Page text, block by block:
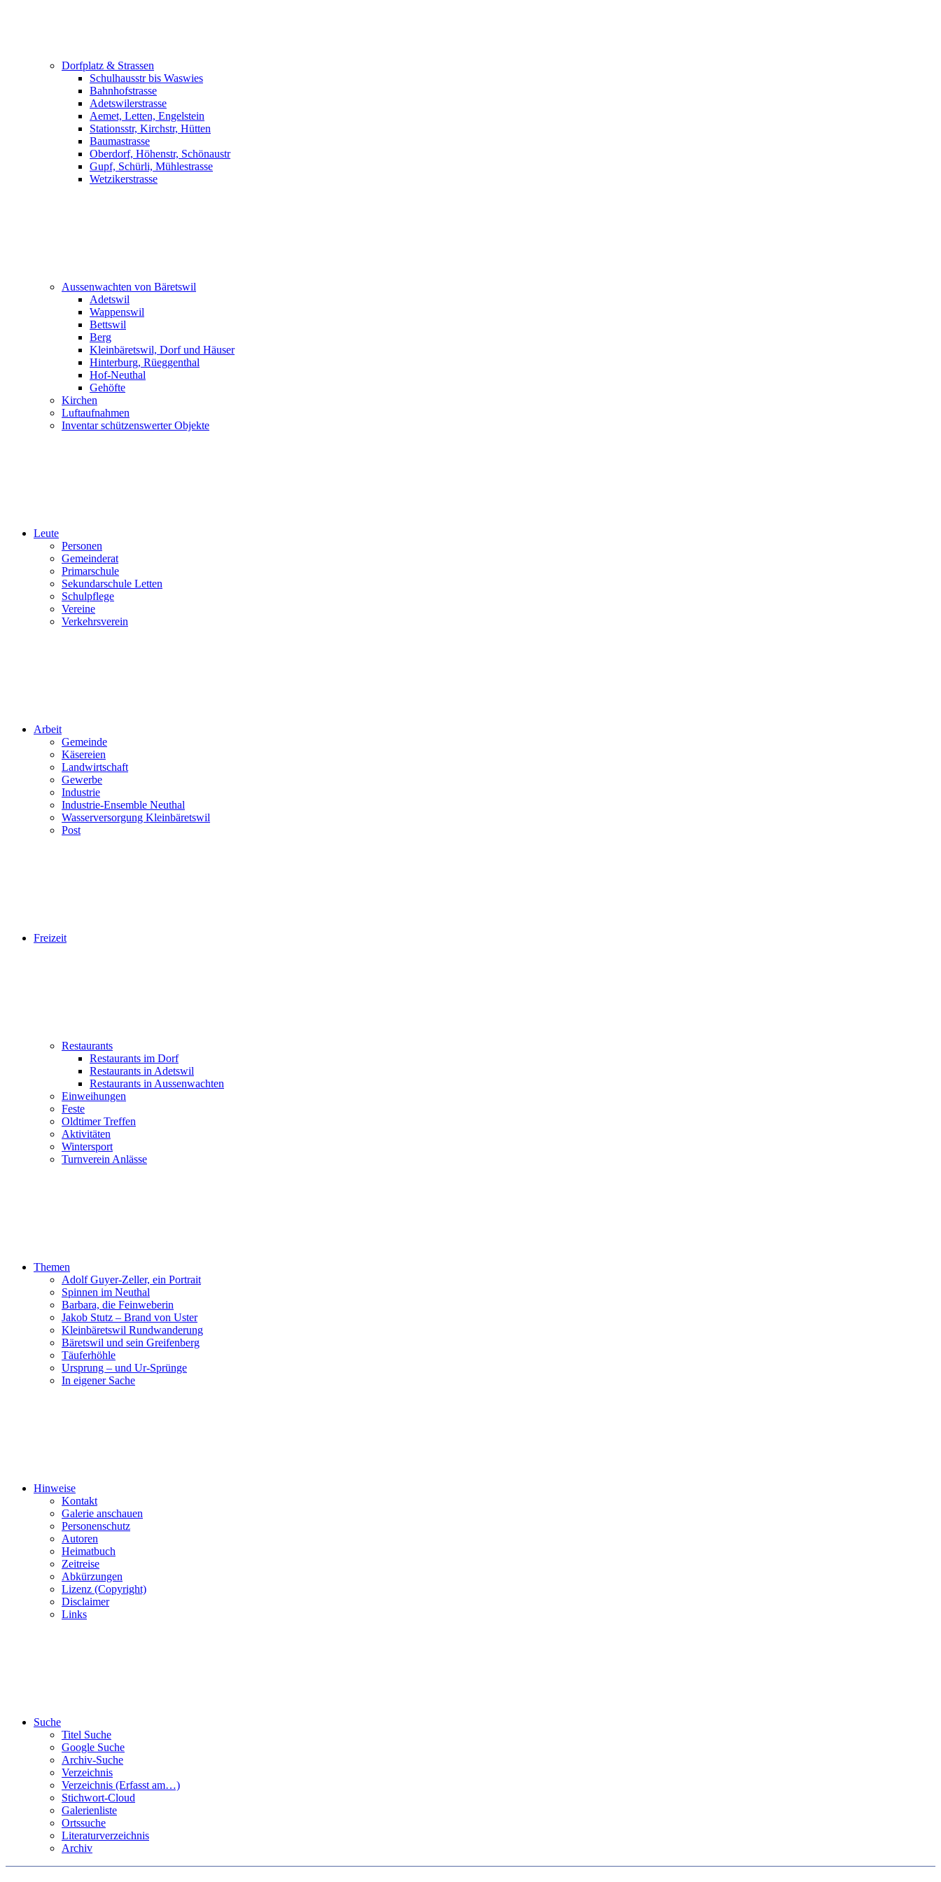
Dorfplatz & Strassen
Schulhausstr bis Waswies
Bahnhofstrasse
Adetswilerstrasse
Aemet, Letten, Engelstein
Stationsstr, Kirchstr, Hütten
Baumastrasse
Oberdorf, Höhenstr, Schönaustr
Gupf, Schürli, Mühlestrasse
Wetzikerstrasse
Aussenwachten von Bäretswil
Adetswil
Wappenswil
Bettswil
Berg
Kleinbäretswil, Dorf und Häuser
Hinterburg, Rüeggenthal
Hof-Neuthal
Gehöfte
Kirchen
Luftaufnahmen
Inventar schützenswerter Objekte
Leute
Personen
Gemeinderat
Primarschule
Sekundarschule Letten
Schulpflege
Vereine
Verkehrsverein
Arbeit
Gemeinde
Käsereien
Landwirtschaft
Gewerbe
Industrie
Industrie-Ensemble Neuthal
Wasserversorgung Kleinbäretswil
Post
Freizeit
Restaurants
Restaurants im Dorf
Restaurants in Adetswil
Restaurants in Aussenwachten
Einweihungen
Feste
Oldtimer Treffen
Aktivitäten
Wintersport
Turnverein Anlässe
Themen
Adolf Guyer-Zeller, ein Portrait
Spinnen im Neuthal
Barbara, die Feinweberin
Jakob Stutz – Brand von Uster
Kleinbäretswil Rundwanderung
Bäretswil und sein Greifenberg
Täuferhöhle
Ursprung – und Ur-Sprünge
In eigener Sache
Hinweise
Kontakt
Galerie anschauen
Personenschutz
Autoren
Heimatbuch
Zeitreise
Abkürzungen
Lizenz (Copyright)
Disclaimer
Links
Suche
Titel Suche
Google Suche
Archiv-Suche
Verzeichnis
Verzeichnis (Erfasst am…)
Stichwort-Cloud
Galerienliste
Ortssuche
Literaturverzeichnis
Archiv